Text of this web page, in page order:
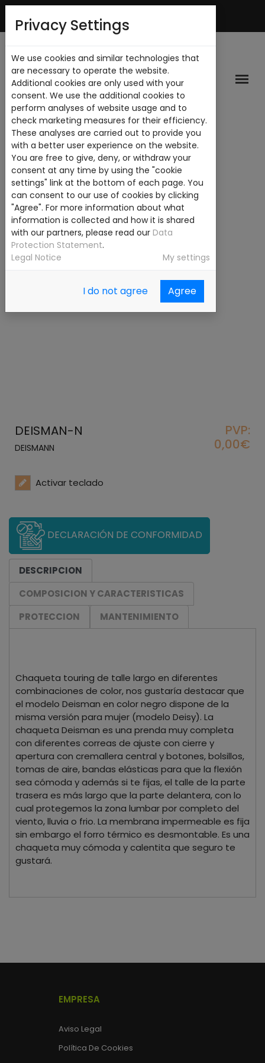
DEISMAN-N
DEISMANN
PVP:
0,00€
Activar teclado
DECLARACIÓN DE CONFORMIDAD
DESCRIPCION
COMPOSICION Y CARACTERISTICAS
PROTECCION
MANTENIMIENTO
Chaqueta touring de talle largo en diferentes
combinaciones de color, nos gustaría destacar que
el modelo Deisman en color negro dispone de la
misma versión para mujer (modelo Deisy). La
chaqueta Deisman es una prenda muy completa
con diferentes correas de ajuste con cierre y
apertura con cremallera central y botones, bolsillos,
tomas de aire, bandas elásticas para que la flexión
sea cómoda y además si te fijas, el talle de la parte
trasera es más largo que la parte delantera, con lo
cual protegemos la zona lumbar por completo del
viento, lluvia o frio. La membrana impermeable es fija
sin embargo el forro térmico es desmontable. Es una
chaqueta muy cómoda y calentita que seguro te
gustará.
EMPRESA
Aviso Legal
Política De Cookies
Privacy Settings
We use cookies and similar technologies that
are necessary to operate the website.
Additional cookies are only used with your
consent. We use the additional cookies to
perform analyses of website usage and to
check marketing measures for their efficiency.
These analyses are carried out to provide you
with a better user experience on the website.
You are free to give, deny, or withdraw your
consent at any time by using the "cookie
settings" link at the bottom of each page. You
can consent to our use of cookies by clicking
"Agree". For more information about what
information is collected and how it is shared
with our partners, please read our Data
Protection Statement.
Legal Notice
My settings
I do not agree Agree